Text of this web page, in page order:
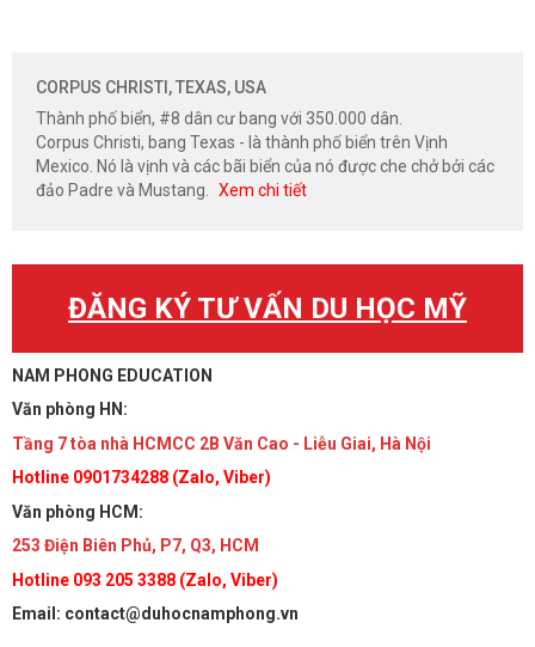
CORPUS CHRISTI, TEXAS, USA
Thành phố biển, #8 dân cư bang với 350.000 dân.
Corpus Christi, bang Texas - là thành phố biển trên Vịnh
Mexico. Nó là vịnh và các bãi biển của nó được che chở bởi các
đảo Padre và Mustang. Xem chi tiết
ĐĂNG KÝ TƯ VẤN DU HỌC MỸ
NAM PHONG EDUCATION
Văn phòng HN:
Tầng 7 tòa nhà HCMCC 2B Văn Cao - Liễu Giai, Hà Nội
Hotline 0901734288 (Zalo, Viber)
Văn phòng HCM:
253 Điện Biên Phủ, P7, Q3, HCM
Hotline 093 205 3388 (Zalo, Viber)
Email: contact@duhocnamphong.vn